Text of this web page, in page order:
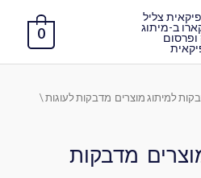
0
למיתוג מוצרים מדבקות לעוגות \
מדבקות